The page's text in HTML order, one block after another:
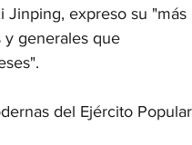
Jinping, expreso su "más
y generales que
del Ejército